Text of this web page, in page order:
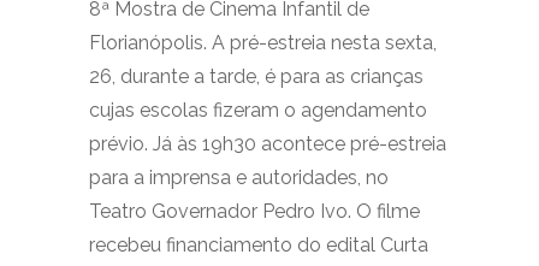
8ª Mostra de Cinema Infantil de
Florianópolis. A pré-estreia nesta sexta,
26, durante a tarde, é para as crianças
cujas escolas fizeram o agendamento
prévio. Já às 19h30 acontece pré-estreia
para a imprensa e autoridades, no
Teatro Governador Pedro Ivo. O filme
recebeu financiamento do edital Curta